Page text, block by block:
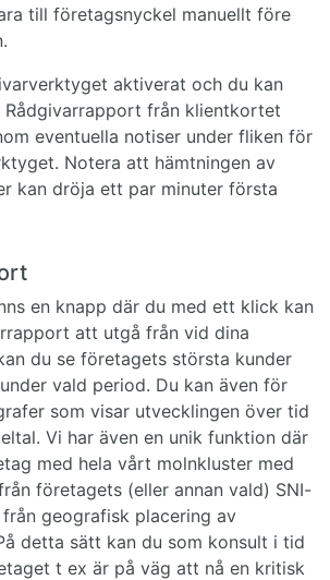
till företagsnyckel manuellt före
aktiverat och du kan
Rådgivarrapport från klientkortet
eventuella notiser under fliken för
Notera att hämtningen av
kan dröja ett par minuter första
en knapp där du med ett klick kan
att utgå från vid dina
du se företagets största kunder
vald period. Du kan även för
som visar utvecklingen över tid
Vi har även en unik funktion där
med hela vårt molnkluster med
företagets (eller annan vald) SNI-
geografisk placering av
detta sätt kan du som konsult i tid
t ex är på väg att nå en kritisk